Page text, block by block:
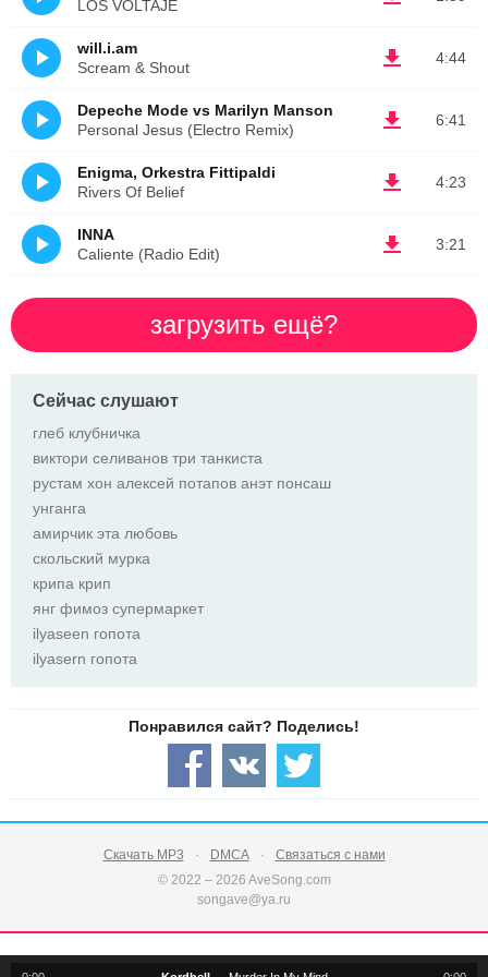
LOS VOLTAJE
4:44
will.i.am
Scream & Shout
6:41
Depeche Mode vs Marilyn Manson
Personal Jesus (Electro Remix)
4:23
Enigma, Orkestra Fittipaldi
Rivers Of Belief
3:21
INNA
Caliente (Radio Edit)
загрузить ещё?
Сейчас слушают
глеб клубничка
виктори селиванов три танкиста
рустам хон алексей потапов анэт понсаш
унганга
амирчик эта любовь
скольский мурка
крипа крип
янг фимоз супермаркет
ilyaseen гопота
ilyasern гопота
Скачать MP3 DMCA
Связаться с нами
© 2022 – 2026 AveSong.com
songave@ya.ru